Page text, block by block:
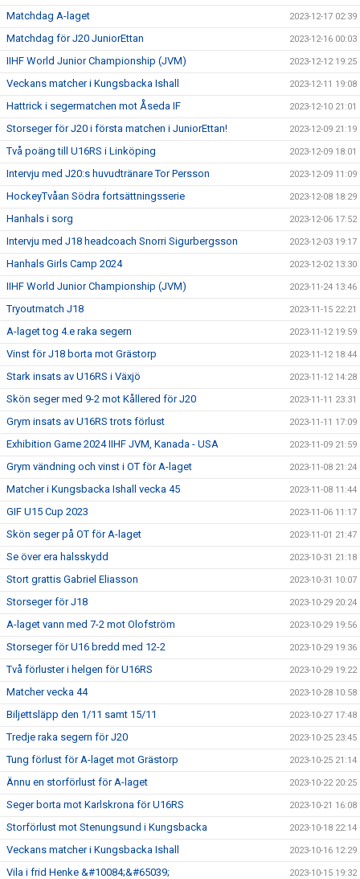
Matchdag A-laget 2023-12-17 02:39
Matchdag för J20 JuniorEttan 2023-12-16 00:03
IIHF World Junior Championship (JVM) 2023-12-12 19:25
Veckans matcher i Kungsbacka Ishall 2023-12-11 19:08
Hattrick i segermatchen mot Åseda IF 2023-12-10 21:01
Storseger för J20 i första matchen i JuniorEttan! 2023-12-09 21:19
Två poäng till U16RS i Linköping 2023-12-09 18:01
Intervju med J20:s huvudtränare Tor Persson 2023-12-09 11:09
HockeyTvåan Södra fortsättningsserie 2023-12-08 18:29
Hanhals i sorg 2023-12-06 17:52
Intervju med J18 headcoach Snorri Sigurbergsson 2023-12-03 19:17
Hanhals Girls Camp 2024 2023-12-02 13:30
IIHF World Junior Championship (JVM) 2023-11-24 13:46
Tryoutmatch J18 2023-11-15 22:21
A-laget tog 4.e raka segern 2023-11-12 19:59
Vinst för J18 borta mot Grästorp 2023-11-12 18:44
Stark insats av U16RS i Växjö 2023-11-12 14:28
Skön seger med 9-2 mot Kållered för J20 2023-11-11 23:31
Grym insats av U16RS trots förlust 2023-11-11 17:09
Exhibition Game 2024 IIHF JVM, Kanada - USA 2023-11-09 21:59
Grym vändning och vinst i OT för A-laget 2023-11-08 21:24
Matcher i Kungsbacka Ishall vecka 45 2023-11-08 11:44
GIF U15 Cup 2023 2023-11-06 11:17
Skön seger på OT för A-laget 2023-11-01 21:47
Se över era halsskydd 2023-10-31 21:18
Stort grattis Gabriel Eliasson 2023-10-31 10:07
Storseger för J18 2023-10-29 20:24
A-laget vann med 7-2 mot Olofström 2023-10-29 19:56
Storseger för U16 bredd med 12-2 2023-10-29 19:36
Två förluster i helgen för U16RS 2023-10-29 19:22
Matcher vecka 44 2023-10-28 10:58
Biljettsläpp den 1/11 samt 15/11 2023-10-27 17:48
Tredje raka segern för J20 2023-10-25 23:45
Tung förlust för A-laget mot Grästorp 2023-10-25 21:14
Ännu en storförlust för A-laget 2023-10-22 20:25
Seger borta mot Karlskrona för U16RS 2023-10-21 16:08
Storförlust mot Stenungsund i Kungsbacka 2023-10-18 22:14
Veckans matcher i Kungsbacka Ishall 2023-10-16 12:29
Vila i frid Henke &#10084;&#65039; 2023-10-15 19:32